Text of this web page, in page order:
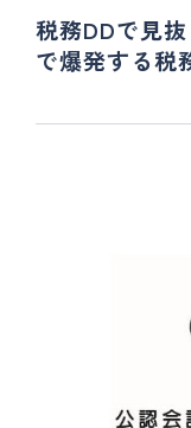
税務DDで見
で爆発する税